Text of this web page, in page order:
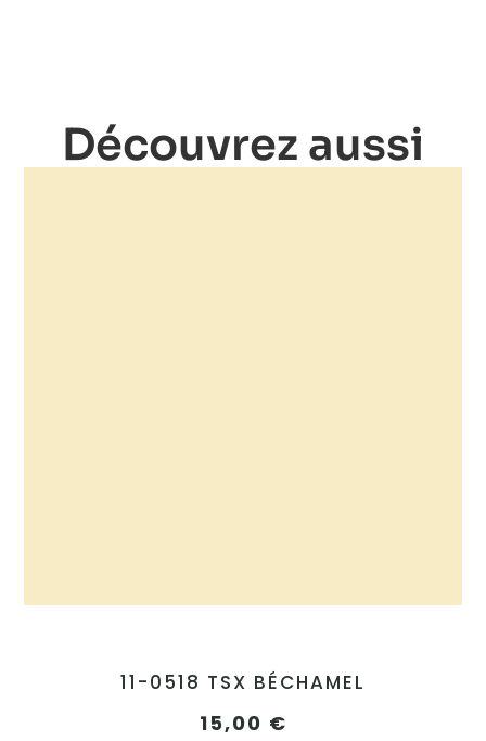
Découvrez aussi
11-0518 TSX BÉCHAMEL
15,00 €